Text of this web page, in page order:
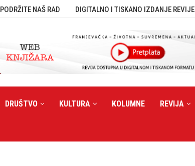
PODRŽITE NAŠ RAD DIGITALNO I TISKANO IZDANJE REVIJE
DRUŠTVO KULTURA KOLUMNE REVIJA